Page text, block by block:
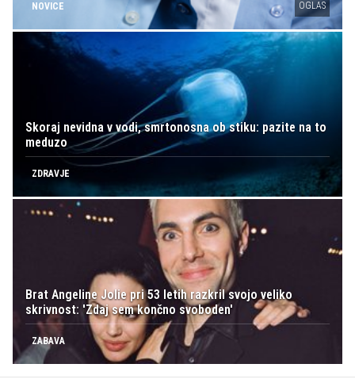
NOVICE OGLAS
Skoraj nevidna v vodi, smrtonosna ob stiku: pazite na to
meduzo
ZDRAVJE
Brat Angeline Jolie pri 53 letih razkril svojo veliko
skrivnost: 'Zdaj sem končno svoboden'
ZABAVA